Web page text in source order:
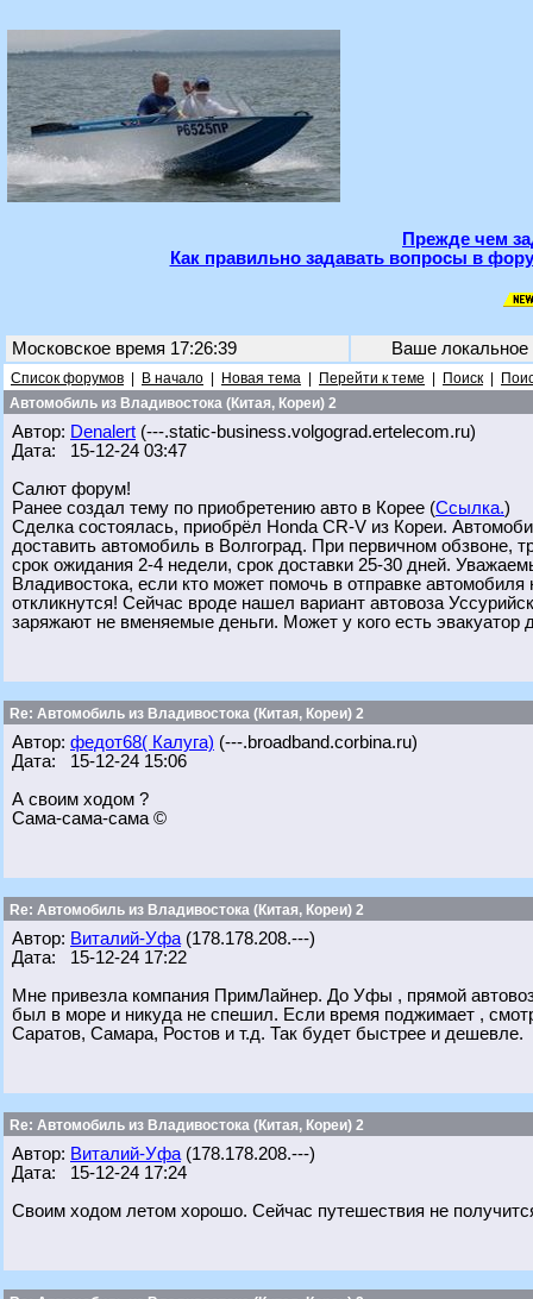
Прежде чем
Как правильно задавать вопросы в
Московское время 17:26:39 Ваше
Список форумов В начало Новая тема Перейти к теме Поиск
Автомобиль из Владивостока (Китая, Кореи) 2
Автор: Denalert (---.static-business.volgograd.ertelecom.ru)
Дата: 15-12-24 03:47
Салют форум!
Ранее создал тему по приобретению авто в Корее (Ссылка.)
Сделка состоялась, приобрёл Honda CR-V из Кореи.
доставить автомобиль в Волгоград. При первичном обзвоне,
срок ожидания 2-4 недели, срок доставки 25-30 дней.
Владивостока, если кто может помочь в отправке
откликнутся! Сейчас вроде нашел вариант автовоза
заряжают не вменяемые деньги. Может у кого есть
Re: Автомобиль из Владивостока (Китая, Кореи) 2
Автор: федот68( Калуга) (---.broadband.corbina.ru)
Дата: 15-12-24 15:06
А своим ходом ?
Сама-сама-сама ©
Re: Автомобиль из Владивостока (Китая, Кореи) 2
Автор: Виталий-Уфа (178.178.208.---)
Дата: 15-12-24 17:22
Мне привезла компания ПримЛайнер. До Уфы , прямой
был в море и никуда не спешил. Если время поджимает ,
Саратов, Самара, Ростов и т.д. Так будет быстрее и дешевле.
Re: Автомобиль из Владивостока (Китая, Кореи) 2
Автор: Виталий-Уфа (178.178.208.---)
Дата: 15-12-24 17:24
Своим ходом летом хорошо. Сейчас путешествия не